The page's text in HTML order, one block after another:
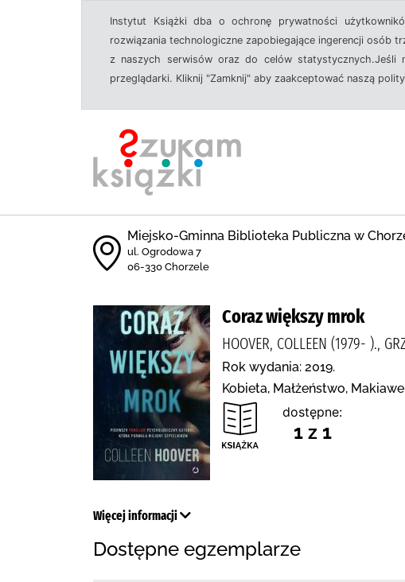
Instytut Książki dba o ochronę prywatności
rozwiązania technologiczne zapobiegające ingerencji osób
z naszych serwisów oraz do celów statystycznych.Jeśli
przeglądarki. Kliknij "Zamknij" aby zaakceptować naszą
Miejsko-Gminna Biblioteka Publiczna w
ul. Ogrodowa 7
06-330 Chorzele
Coraz większy mrok
HOOVER, COLLEEN (1979- ).,
Rok wydania: 2019.
Kobieta, Małżeństwo,
dostępne:
1 z 1
Więcej informacji
Dostępne egzemplarze